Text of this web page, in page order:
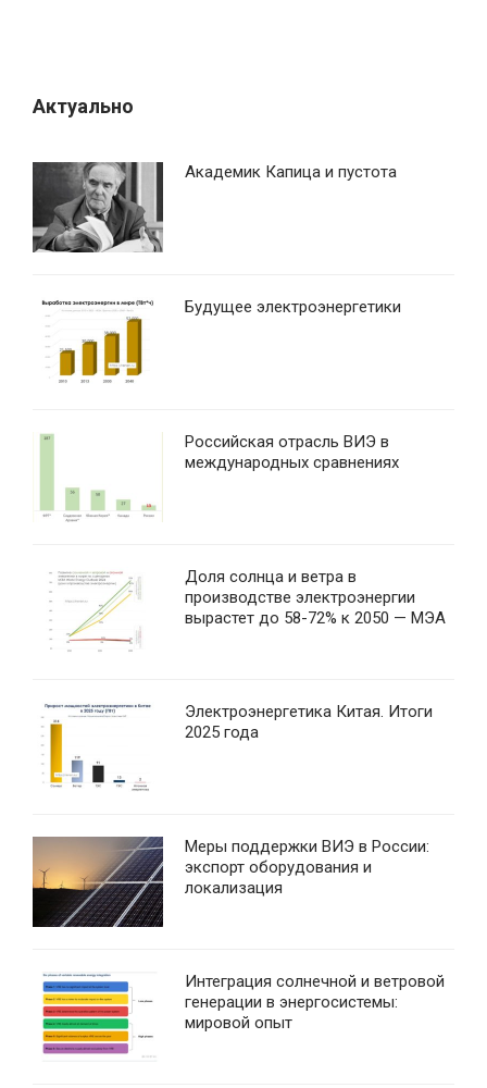
я
Актуально
Академик Капица и пустота
Будущее электроэнергетики
Российская отрасль ВИЭ в
международных сравнениях
Доля солнца и ветра в
производстве электроэнергии
вырастет до 58-72% к 2050 — МЭА
Электроэнергетика Китая. Итоги
2025 года
Меры поддержки ВИЭ в России:
экспорт оборудования и
локализация
Интеграция солнечной и ветровой
генерации в энергосистемы:
мировой опыт